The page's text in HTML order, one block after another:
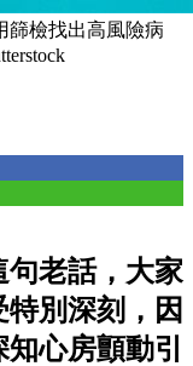
篩檢找出高風險病
老話，大家
別深刻，因
心房顫動引